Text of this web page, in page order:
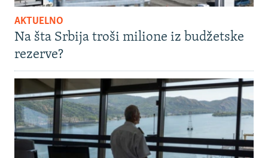
AKTUELNO
Na šta Srbija troši milione iz budžetske
rezerve?